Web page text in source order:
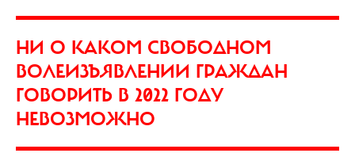
НИ О КАКОМ СВОБОДНОМ
ВОЛЕИЗЪЯВЛЕНИИ ГРАЖДАН
ГОВОРИТЬ В 2022 ГОДУ
НЕВОЗМОЖНО